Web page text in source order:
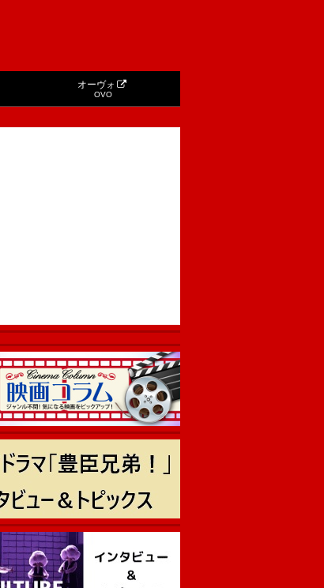
オーヴォ
OVO